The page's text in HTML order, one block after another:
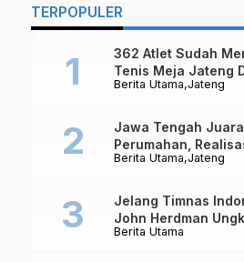
TERPOPULER
Berita Utama Jateng
362 Atlet Sudah
Tenis Meja Jateng
Kekuatan Nasional
Berita Utama Jateng
Jawa Tengah
Perumahan,
Triliun
Berita Utama
Jelang Timnas
John Herdman
Dipertaruhkan